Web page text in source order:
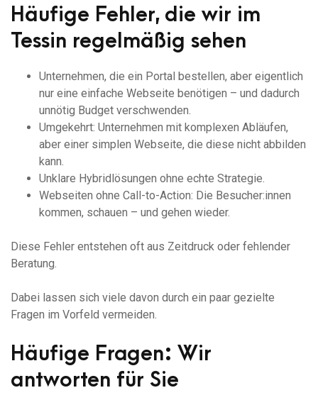
Häufige Fehler, die wir im
Tessin regelmäßig sehen
Unternehmen, die ein Portal bestellen, aber eigentlich
nur eine einfache Webseite benötigen – und dadurch
unnötig Budget verschwenden.
Umgekehrt: Unternehmen mit komplexen Abläufen,
aber einer simplen Webseite, die diese nicht abbilden
kann.
Unklare Hybridlösungen ohne echte Strategie.
Webseiten ohne Call-to-Action: Die Besucher:innen
kommen, schauen – und gehen wieder.
Diese Fehler entstehen oft aus Zeitdruck oder fehlender
Beratung.
Dabei lassen sich viele davon durch ein paar gezielte
Fragen im Vorfeld vermeiden.
Häufige Fragen: Wir
antworten für Sie